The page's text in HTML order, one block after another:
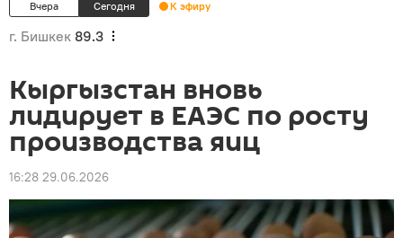
Вчера Сегодня К эфиру
г. Бишкек 89.3
Кыргызстан вновь
лидирует в ЕАЭС по росту
производства яиц
16:28 29.06.2026